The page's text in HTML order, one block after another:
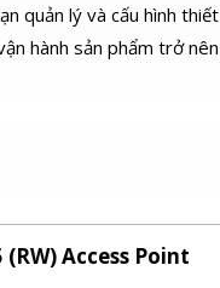
quản lý và cấu hình thiết
hành sản phẩm trở nên
R2X06A
Access Point